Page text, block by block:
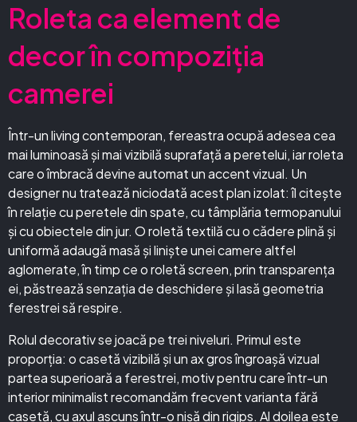
Roleta ca element de
decor în compoziția
camerei
Într-un living contemporan, fereastra ocupă adesea cea
mai luminoasă și mai vizibilă suprafață a peretelui, iar roleta
care o îmbracă devine automat un accent vizual. Un
designer nu tratează niciodată acest plan izolat: îl citește
în relație cu peretele din spate, cu tâmplăria termopanului
și cu obiectele din jur. O roletă textilă cu o cădere plină și
uniformă adaugă masă și liniște unei camere altfel
aglomerate, în timp ce o roletă screen, prin transparența
ei, păstrează senzația de deschidere și lasă geometria
ferestrei să respire.
Rolul decorativ se joacă pe trei niveluri. Primul este
proporția: o casetă vizibilă și un ax gros îngroașă vizual
partea superioară a ferestrei, motiv pentru care într-un
interior minimalist recomandăm frecvent varianta fără
casetă, cu axul ascuns într-o nișă din rigips. Al doilea este